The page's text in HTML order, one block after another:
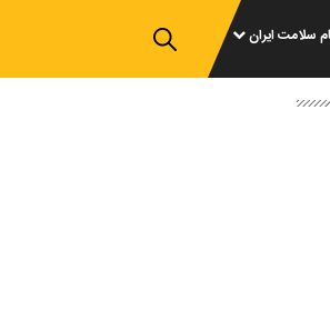
سلامت ایران